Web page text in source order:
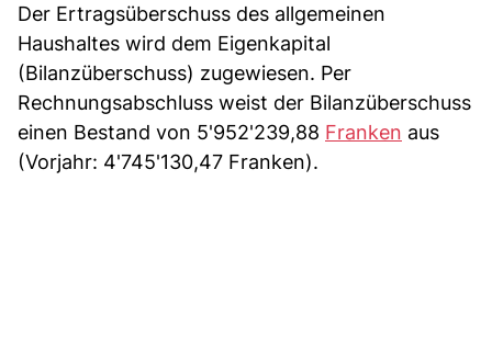
Der Ertragsüberschuss des allgemeinen
Haushaltes wird dem Eigenkapital
(Bilanzüberschuss) zugewiesen. Per
Rechnungsabschluss weist der Bilanzüberschuss
einen Bestand von 5'952'239,88 Franken aus
(Vorjahr: 4'745'130,47 Franken).